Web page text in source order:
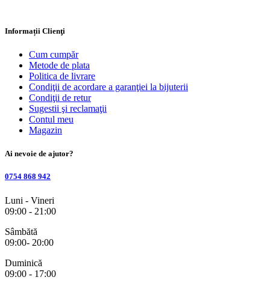
Informații Clienţi
Cum cumpăr
Metode de plata
Politica de livrare
Condiţii de acordare a garanţiei la bijuterii
Condiţii de retur
Sugestii şi reclamaţii
Contul meu
Magazin
Ai nevoie de ajutor?
0754 868 942
Luni - Vineri
09:00 - 21:00
Sâmbătă
09:00- 20:00
Duminică
09:00 - 17:00